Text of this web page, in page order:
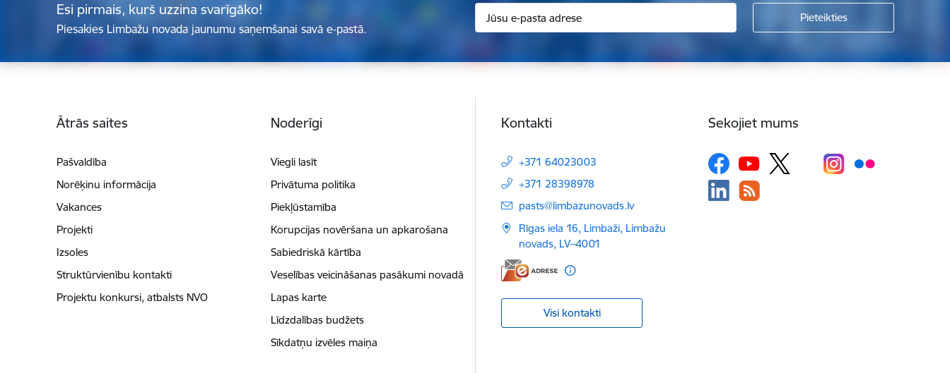
Esi pirmais, kurš uzzina svarīgāko!
Piesakies Limbažu novada jaunumu saņemšanai savā e-pastā.
Ātrās saites
Pašvaldība
Norēķinu informācija
Vakances
Projekti
Izsoles
Struktūrvienību kontakti
Projektu konkursi, atbalsts NVO
Noderīgi
Viegli lasīt
Privātuma politika
Piekļūstamība
Korupcijas novēršana un apkarošana
Sabiedriskā kārtība
Veselības veicināšanas pasākumi novadā
Lapas karte
Līdzdalības budžets
Sīkdatņu izvēles maiņa
Kontakti
+371 64023003
+371 28398978
E-pasts:
pasts@limbazunovads.lv
Rīgas iela 16, Limbaži, Limbažu
novads, LV–4001
Visi kontakti
Sekojiet mums